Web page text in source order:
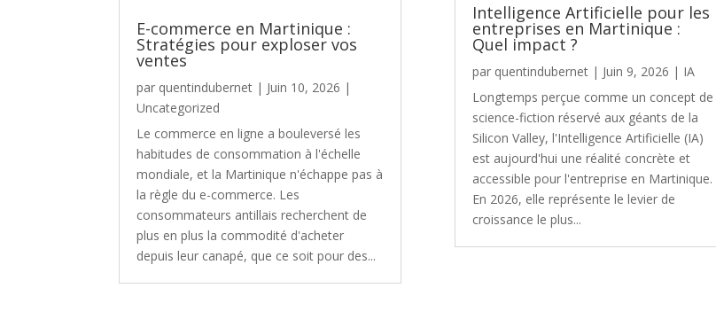
E-commerce en Martinique :
Stratégies pour exploser vos
ventes
par quentindubernet | Juin 10, 2026 |
Uncategorized
Le commerce en ligne a bouleversé les
habitudes de consommation à l'échelle
mondiale, et la Martinique n'échappe pas à
la règle du e-commerce. Les
consommateurs antillais recherchent de
plus en plus la commodité d'acheter
depuis leur canapé, que ce soit pour des...
Intelligence Artificielle pour les
entreprises en Martinique :
Quel impact ?
par quentindubernet| Juin 9, 2026 | IA
Longtemps perçue comme un concept de
science-fiction réservé aux géants de la
Silicon Valley, l'Intelligence Artificielle (IA)
est aujourd'hui une réalité concrète et
accessible pour l'entreprise en Martinique.
En 2026, elle représente le levier de
croissance le plus...